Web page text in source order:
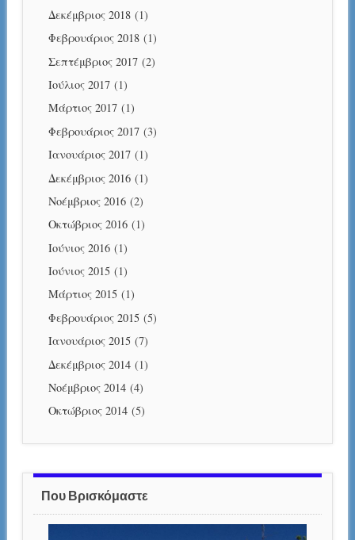
Δεκέμβριος 2018(1)
Φεβρουάριος 2018(1)
Σεπτέμβριος 2017(2)
Ιούλιος 2017(1)
Μάρτιος 2017(1)
Φεβρουάριος 2017(3)
Ιανουάριος 2017(1)
Δεκέμβριος 2016(1)
Νοέμβριος 2016(2)
Οκτώβριος 2016(1)
Ιούνιος 2016(1)
Ιούνιος 2015(1)
Μάρτιος 2015(1)
Φεβρουάριος 2015(5)
Ιανουάριος 2015(7)
Δεκέμβριος 2014(1)
Νοέμβριος 2014(4)
Οκτώβριος 2014(5)
Που Βρισκόμαστε